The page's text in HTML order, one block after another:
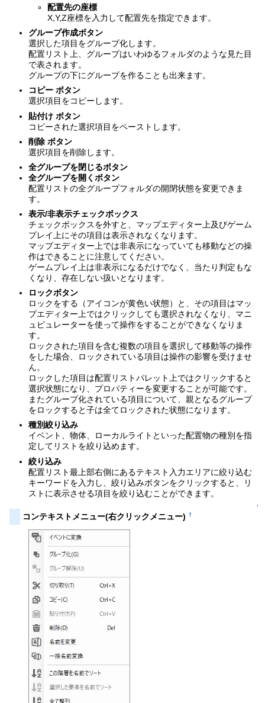
配置先の座標
X,Y,Z座標を入力して配置先を指定できます。
グループ作成ボタン
選択した項目をグループ化します。
配置リスト上、グループはいわゆるフォルダのような見た目
で表されます。
グループの下にグループを作ることも出来ます。
コピー ボタン
選択項目をコピーします。
貼付け ボタン
コピーされた選択項目をペーストします。
削除 ボタン
選択項目を削除します。
全グループを閉じるボタン
全グループを開くボタン
配置リストの全グループフォルダの開閉状態を変更できま
す。
表示/非表示チェックボックス
チェックボックスを外すと、マップエディター上及びゲーム
プレイ上にその項目は表示されなくなります。
マップエディター上では非表示になっていても移動などの操
作はできることに注意してください。
ゲームプレイ上は非表示になるだけでなく、当たり判定もな
くなり、存在しない扱いとなります。
ロックボタン
ロックをする（アイコンが黄色い状態）と、その項目はマッ
プエディター上ではクリックしても選択されなくなり、マニ
ュピュレーターを使って操作をすることができなくなりま
す。
ロックされた項目を含む複数の項目を選択して移動等の操作
をした場合、ロックされている項目は操作の影響を受けませ
ん。
ロックした項目は配置リストパレット上ではクリックすると
選択状態になり、プロパティーを変更することが可能です。
またグループ化されている項目について、親となるグループ
をロックすると子は全てロックされた状態になります。
種別絞り込み
イベント、物体、ローカルライトといった配置物の種別を指
定してリストを絞り込めます。
絞り込み
配置リスト最上部右側にあるテキスト入力エリアに絞り込む
キーワードを入力し、絞り込みボタンをクリックすると、リ
ストに表示させる項目を絞り込むことができます。
↑
コンテキストメニュー(右クリックメニュー) †